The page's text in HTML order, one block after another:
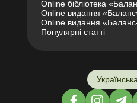
Online бібліотека
Online видання
Online видання
Популярні статті
Українська